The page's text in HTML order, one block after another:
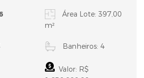
Área Lote: 397,00
m²
Banheiros: 4
Valor: R$